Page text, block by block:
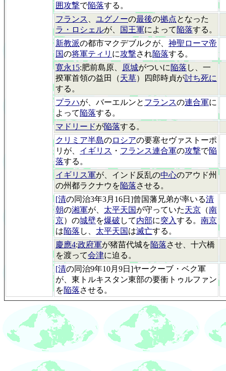
囲攻撃で陥落する。
フランス
ユグノーの最後の拠点となった
ラ・ロシェルが、 国王軍によって 陥落する。
新教派の都市マクデブルクが、 神聖ローマ帝
国の将軍ティリ に攻撃され陥落する。
寛永15:肥前島原、 原城がついに 陥落 し、一
揆軍首領の益田（天草）四郎時貞が討ち死に
する。
プラハが、バーエルンと フランスの連合軍に
よって 陥落する。
マドリードが陥落する。
クリミア半島のロシアの要塞セヴァストーポ
リが、 イギリス ・ フランス連合軍の攻撃で陥
落する。
イギリス軍が、インド反乱の中心のアウド州
の州都ラクナウを陥落させる。
[清の同治3年3月16日]曾国藩兄弟が率いる清
朝の湘軍が、 太平天国が守っていた天京 （南
京）の城壁を爆破 して内部に突入する。 南京
は陥落 し、 太平天国は滅亡する。
慶應4:政府軍が猪苗代城を陥落させ、十六橋
を渡って会津に迫る。
[清の同治9年10月9日]ヤークーブ・ベク軍
が、東トルキスタン東部の要衝トゥルファン
を陥落させる。